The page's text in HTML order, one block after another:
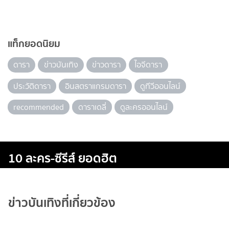
แท็กยอดนิยม
ดารา ข่าวบันเทิง ข่าวดารา
ไอจีดารา
ประวัติดารา
อินสตราแกรมดารา
ดูทีวีออนไลน์
recommended
ดาราเดลี่ ดูละครออนไลน์
10 ละคร-ซีรีส์ ยอดฮิต
ข่าวบันเทิงที่เกี่ยวข้อง